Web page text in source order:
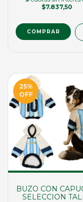
$7.837,50
25%
OFF
BUZO CON
SELECCION